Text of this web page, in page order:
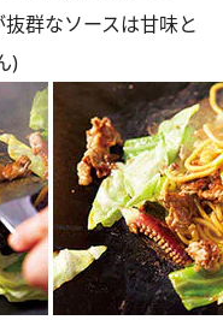
群なソースは甘味と
)